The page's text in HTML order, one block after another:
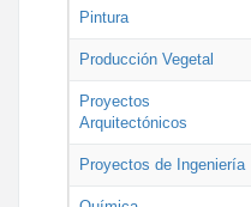
Pintura
Producción Vegetal
Proyectos
Arquitectónicos
Proyectos de Ingeniería